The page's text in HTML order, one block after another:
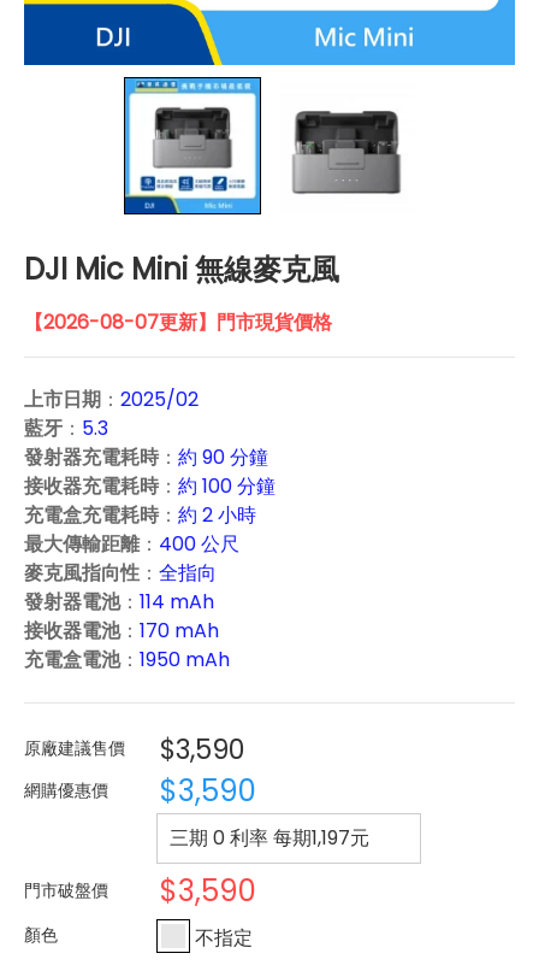
DJI Mic Mini 無線麥克風
【2026-08-07更新】門市現貨價格
上市日期 ： 2025/02
藍牙 ： 5.3
發射器充電耗時： 約 90 分鐘
接收器充電耗時： 約 100 分鐘
充電盒充電耗時： 約 2 小時
最大傳輸距離： 400 公尺
麥克風指向性 ： 全指向
發射器電池： 114 mAh
接收器電池： 170 mAh
充電盒電池： 1950 mAh
原廠建議售價 $3,590
網購優惠價 $3,590
三期 0 利率 每期1,197元
門市破盤價 $3,590
不指定